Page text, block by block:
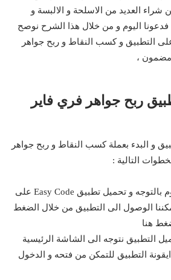
العديد من الاسلحة و الالبسة و
اليوم و من خلال هذا الشرح نوصح
التطبيق و كسب النقاط و ربح جواهر
،
ربح جواهر فري فاير
و البدء بعملة كسب النقاط و ربح جواهر
التالية :
في الخطوة الاولى نقوم بالتوجه و تحميل تطبيق Easy Code على
الوصول الى التطبيق من خلال الضغط
هنا
التطبيق نتوجه الى الشاشة الرئيسية
التطبيق للتمكن من فتحه و الدخول